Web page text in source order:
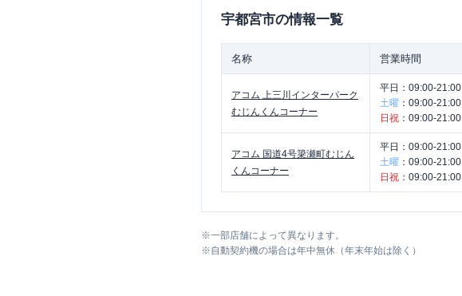
宇都宮市の情報一覧
名称 営業時間
アコム 上三川インターパーク
むじんくんコーナー
平日： 09:00-21:00
土曜 ： 09:00-21:00
日祝 ： 09:00-21:00
アコム 国道4号簗瀬町むじん
くんコーナー
平日： 09:00-21:00
土曜 ： 09:00-21:00
日祝 ： 09:00-21:00
※一部店舗によって異なります。
※自動契約機の場合は年中無休（年末年始は除く）